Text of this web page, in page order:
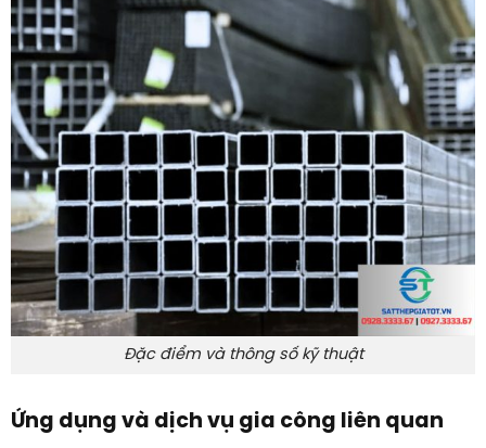
Đặc điểm và thông số kỹ thuật
Ứng dụng và dịch vụ gia công liên quan